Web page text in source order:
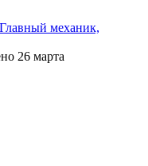
механик,
26 марта